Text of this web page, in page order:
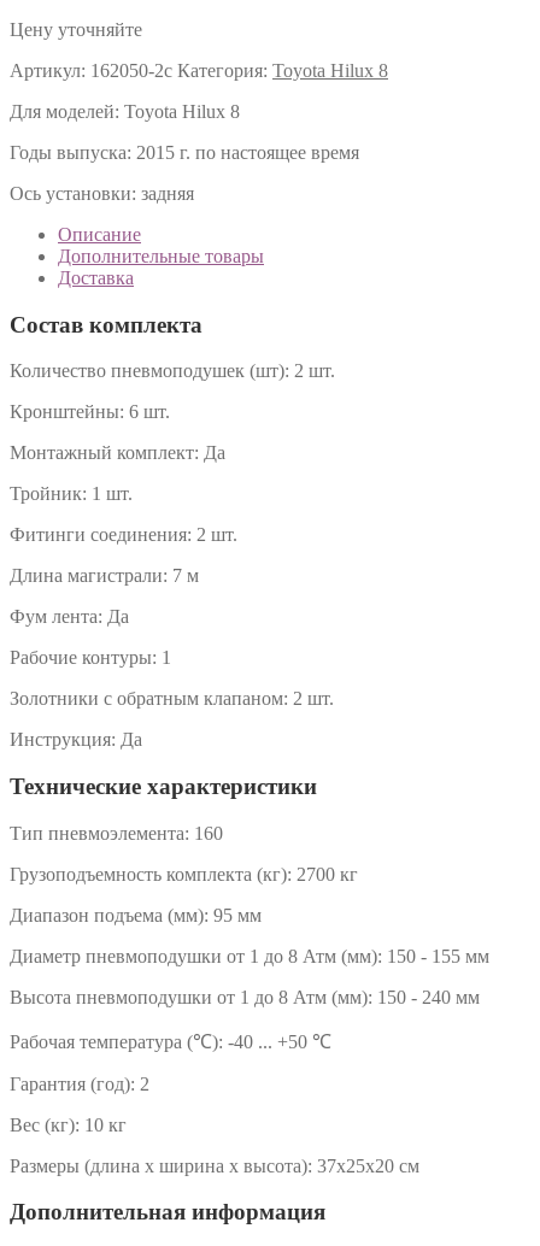
Цену уточняйте
Артикул: 162050-2c Категория: Toyota Hilux 8
Для моделей: Toyota Hilux 8
Годы выпуска: 2015 г. по настоящее время
Ось установки: задняя
Описание
Дополнительные товары
Доставка
Состав комплекта
Количество пневмоподушек (шт): 2 шт.
Кронштейны: 6 шт.
Монтажный комплект: Да
Тройник: 1 шт.
Фитинги соединения: 2 шт.
Длина магистрали: 7 м
Фум лента: Да
Рабочие контуры: 1
Золотники с обратным клапаном: 2 шт.
Инструкция: Да
Технические характеристики
Тип пневмоэлемента: 160
Грузоподъемность комплекта (кг): 2700 кг
Диапазон подъема (мм): 95 мм
Диаметр пневмоподушки от 1 до 8 Атм (мм): 150 - 155 мм
Высота пневмоподушки от 1 до 8 Атм (мм): 150 - 240 мм
Рабочая температура (℃): -40 ... +50 ℃
Гарантия (год): 2
Вес (кг): 10 кг
Размеры (длина x ширина x высота): 37x25x20 см
Дополнительная информация